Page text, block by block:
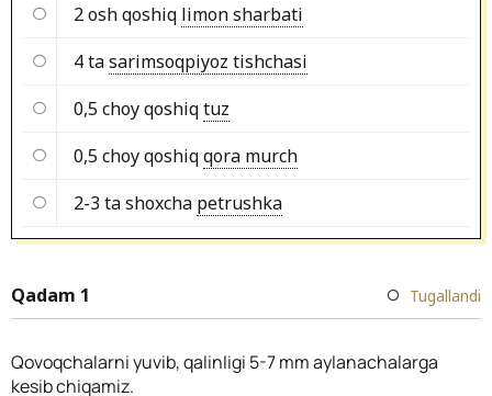
2 osh qoshiq limon sharbati
4 tasarimsoqpiyoz tishchasi
0,5 choy qoshiqtuz
0,5 choy qoshiqqora murch
2-3 ta shoxcha petrushka
Qadam 1 Tugallandi
Qovoqchalarni yuvib, qalinligi 5-7 mm aylanachalarga
kesib chiqamiz.